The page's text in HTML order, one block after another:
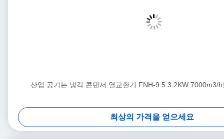
산업 공기는 냉각 콘덴서 열교환기 FNH-9.5 3.2KW 7000m3/
최상의 가격을 얻으세요